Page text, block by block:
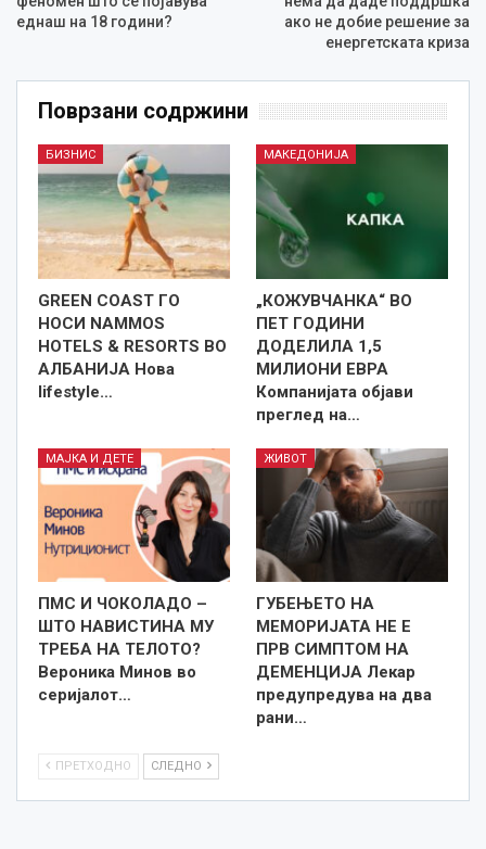
еднаш на 18 години?
ако не добие решение за
енергетската криза
Поврзани содржини
БИЗНИС
GREEN COAST ГО
НОСИ NAMMOS
HOTELS & RESORTS ВО
АЛБАНИЈА Нова
lifestyle…
МАКЕДОНИЈА
„КОЖУВЧАНКА“ ВО
ПЕТ ГОДИНИ
ДОДЕЛИЛА 1,5
МИЛИОНИ ЕВРА
Компанијата објави
преглед на…
МАЈКА И ДЕТЕ
ПМС И ЧОКОЛАДО –
ШТО НАВИСТИНА МУ
ТРЕБА НА ТЕЛОТО?
Вероника Минов во
серијалот…
ЖИВОТ
ГУБЕЊЕТО НА
МЕМОРИЈАТА НЕ Е
ПРВ СИМПТОМ НА
ДЕМЕНЦИЈА Лекар
предупредува на два
рани…
ПРЕТХОДНО СЛЕДНО